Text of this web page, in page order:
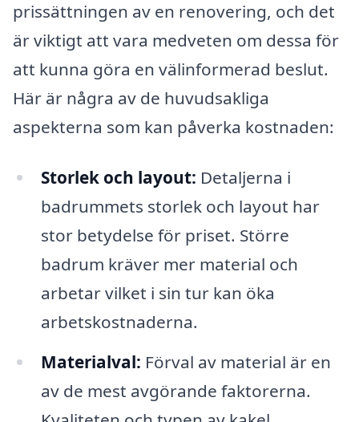
prissättningen av en renovering, och det
är viktigt att vara medveten om dessa för
att kunna göra en välinformerad beslut.
Här är några av de huvudsakliga
aspekterna som kan påverka kostnaden:
Storlek och layout: Detaljerna i
badrummets storlek och layout har
stor betydelse för priset. Större
badrum kräver mer material och
arbetar vilket i sin tur kan öka
arbetskostnaderna.
Materialval: Förval av material är en
av de mest avgörande faktorerna.